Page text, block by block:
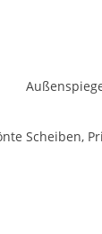
Scheiben,